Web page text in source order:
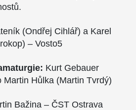
(Ondřej Cihlář) a Karel
– Vosto5
Kurt Gebauer
Martin Hůlka (Martin Tvrdý)
Bažina – ČST Ostrava